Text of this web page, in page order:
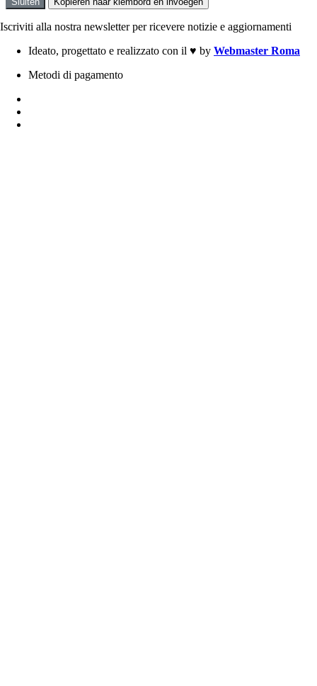
Iscriviti alla nostra newsletter per ricevere notizie e aggiornamenti
Ideato, progettato e realizzato con il ♥ by Webmaster Roma
Metodi di pagamento